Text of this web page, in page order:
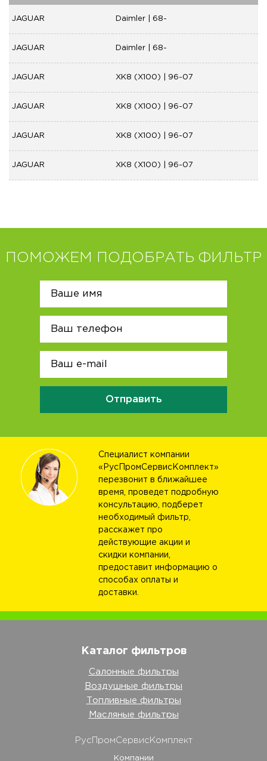
JAGUAR Daimler | 68-
JAGUAR Daimler | 68-
JAGUAR XK8 (X100) | 96-07
JAGUAR XK8 (X100) | 96-07
JAGUAR XK8 (X100) | 96-07
JAGUAR XK8 (X100) | 96-07
ПОМОЖЕМ ПОДОБРАТЬ ФИЛЬТР
Отправить
Специалист компании
«РусПромСервисКомплект»
перезвонит в ближайшее
время, проведет подробную
консультацию, подберет
необходимый фильтр,
расскажет про
действующие акции и
скидки компании,
предоставит информацию о
способах оплаты и
доставки.
Каталог фильтров
Салонные фильтры
Воздушные фильтры
Топливные фильтры
Масляные фильтры
РусПромСервисКомплект
Компании